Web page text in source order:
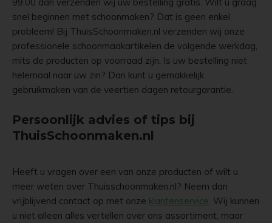
snel beginnen met schoonmaken? Dat is geen enkel
probleem! Bij ThuisSchoonmaken.nl verzenden wij onze
professionele schoonmaakartikelen de volgende werkdag,
mits de producten op voorraad zijn. Is uw bestelling niet
helemaal naar uw zin? Dan kunt u gemakkelijk
gebruikmaken van de veertien dagen retourgarantie.
Persoonlijk advies of tips bij
ThuisSchoonmaken.nl
Heeft u vragen over een van onze producten of wilt u
meer weten over Thuisschoonmaken.nl? Neem dan
vrijblijvend contact op met onze klantenservice. Wij kunnen
u niet alleen alles vertellen over ons assortiment, maar